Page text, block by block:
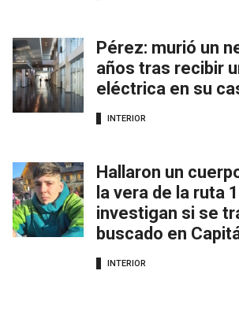
Pérez: murió un
años tras recibir
eléctrica en su
INTERIOR
Hallaron un
la vera de la ruta
investigan si se
buscado en
INTERIOR